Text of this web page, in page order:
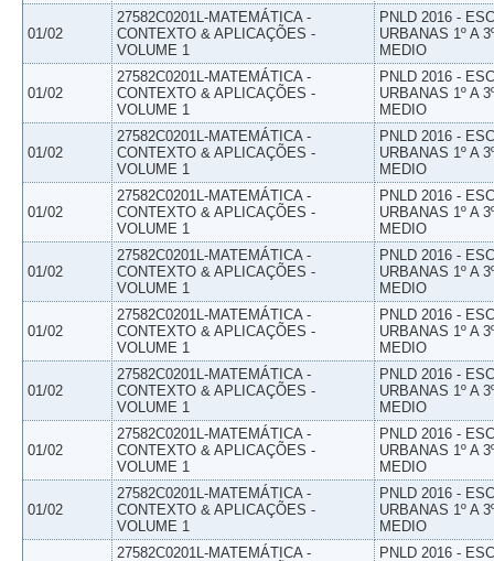
01/02
27582C0201L-MATEMÁTICA -
CONTEXTO & APLICAÇÕES -
VOLUME 1
PNLD 2016 -
URBANAS 1º A
MEDIO
01/02
27582C0201L-MATEMÁTICA -
CONTEXTO & APLICAÇÕES -
VOLUME 1
PNLD 2016 -
URBANAS 1º A
MEDIO
01/02
27582C0201L-MATEMÁTICA -
CONTEXTO & APLICAÇÕES -
VOLUME 1
PNLD 2016 -
URBANAS 1º A
MEDIO
01/02
27582C0201L-MATEMÁTICA -
CONTEXTO & APLICAÇÕES -
VOLUME 1
PNLD 2016 -
URBANAS 1º A
MEDIO
01/02
27582C0201L-MATEMÁTICA -
CONTEXTO & APLICAÇÕES -
VOLUME 1
PNLD 2016 -
URBANAS 1º A
MEDIO
01/02
27582C0201L-MATEMÁTICA -
CONTEXTO & APLICAÇÕES -
VOLUME 1
PNLD 2016 -
URBANAS 1º A
MEDIO
01/02
27582C0201L-MATEMÁTICA -
CONTEXTO & APLICAÇÕES -
VOLUME 1
PNLD 2016 -
URBANAS 1º A
MEDIO
01/02
27582C0201L-MATEMÁTICA -
CONTEXTO & APLICAÇÕES -
VOLUME 1
PNLD 2016 -
URBANAS 1º A
MEDIO
01/02
27582C0201L-MATEMÁTICA -
CONTEXTO & APLICAÇÕES -
VOLUME 1
PNLD 2016 -
URBANAS 1º A
MEDIO
27582C0201L-MATEMÁTICA -
PNLD 2016 -